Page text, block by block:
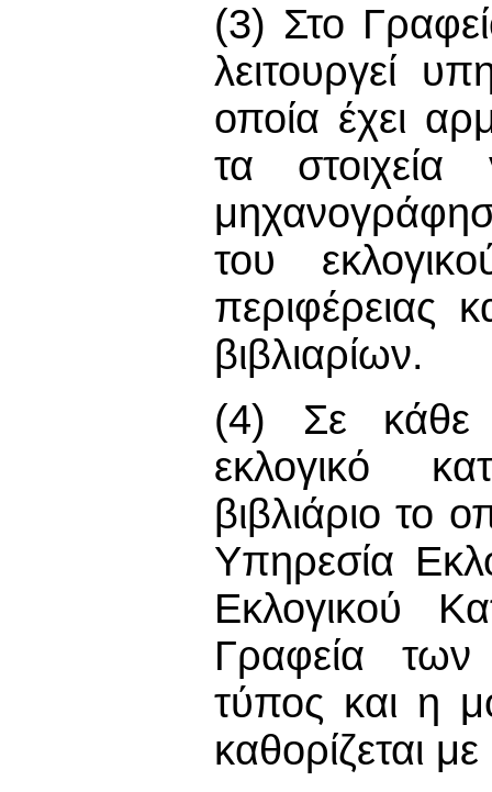
(3) Στο
λειτουργεί
οποία έχει
τα στοιχεία
του
περιφέρειας
βιβλιαρίων.
(4) Σε κάθε
εκλογικό
βιβλιάριο το
Υπηρεσία
Εκλογικού
Γραφεία
τύπος και η
καθορίζεται